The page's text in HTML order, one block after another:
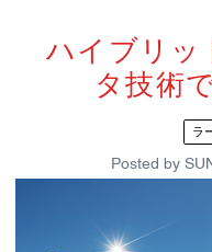
ハイブリッ
タ技術
ラ
Posted by